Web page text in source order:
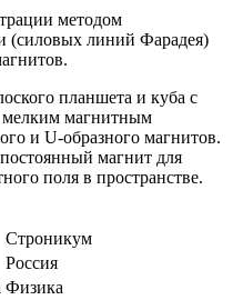
методом
(силовых линий Фарадея)
планшета и куба с
мелким магнитным
и U-образного магнитов.
магнит для
поля в пространстве.
Строникум
Россия
Физика